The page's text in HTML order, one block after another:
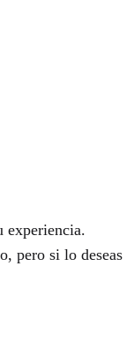
experiencia.
pero si lo deseas